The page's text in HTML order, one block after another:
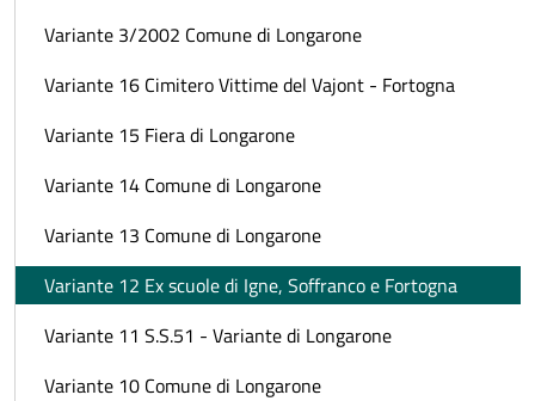
Variante 3/2002 Comune di Longarone
Variante 16 Cimitero Vittime del Vajont - Fortogna
Variante 15 Fiera di Longarone
Variante 14 Comune di Longarone
Variante 13 Comune di Longarone
Variante 12 Ex scuole di Igne, Soffranco e Fortogna
Variante 11 S.S.51 - Variante di Longarone
Variante 10 Comune di Longarone